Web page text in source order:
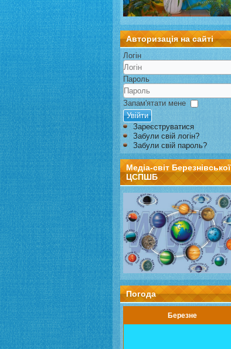
Авторизація на сайті
Логін
Пароль
Запам'ятати мене
Увійти
Зареєструватися
Забули свій логін?
Забули свій пароль?
Медіа-світ Березнівської
ЦСПШБ
Погода
Березне